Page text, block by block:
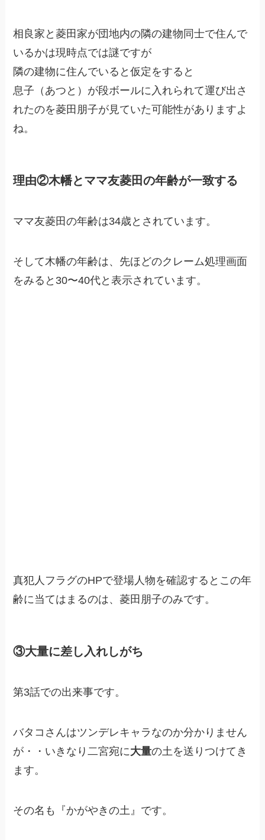
相良家と菱田家が団地内の隣の建物同士で住んで
いるかは現時点では謎ですが
隣の建物に住んでいると仮定をすると
息子（あつと）が段ボールに入れられて運び出さ
れたのを菱田朋子が見ていた可能性がありますよ
ね。
理由②木幡とママ友菱田の年齢が一致する
ママ友菱田の年齢は34歳とされています。
そして木幡の年齢は、先ほどのクレーム処理画面
をみると30〜40代と表示されています。
真犯人フラグのHPで登場人物を確認するとこの年
齢に当てはまるのは、菱田朋子のみです。
③大量に差し入れしがち
第3話での出来事です。
バタコさんはツンデレキャラなのか分かりません
が・・いきなり二宮宛に大量の土を送りつけてき
ます。
その名も『かがやきの土』です。